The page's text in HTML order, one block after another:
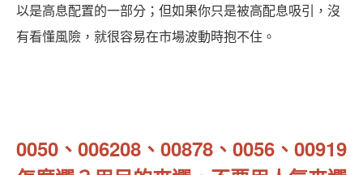
以是高息配置的一部分；但如果你只是被高配息吸引，沒
有看懂風險，就很容易在市場波動時抱不住。
0050、006208、00878、0056、00919